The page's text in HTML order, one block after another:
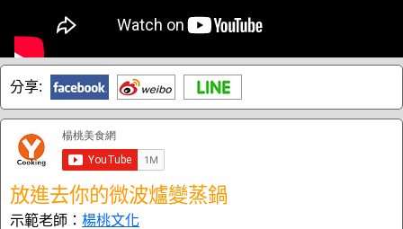
分享:
放進去你的微波爐變蒸鍋
示範老師： 楊桃文化